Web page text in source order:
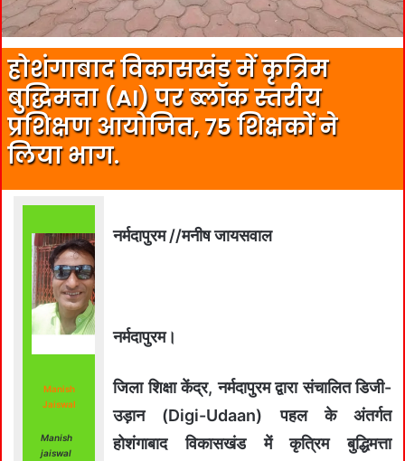
होशंगाबाद विकासखंड में कृत्रिम
बुद्धिमत्ता (AI) पर ब्लॉक स्तरीय
प्रशिक्षण आयोजित, 75 शिक्षकों ने
लिया भाग.
Manish
Jaiswal
Manish
jaiswal
नर्मदापुरम //मनीष जायसवाल
नर्मदापुरम।
जिला शिक्षा केंद्र, नर्मदापुरम द्वारा संचालित डिजी-
उड़ान (Digi-Udaan) पहल के अंतर्गत
होशंगाबाद विकासखंड में कृत्रिम बुद्धिमत्ता